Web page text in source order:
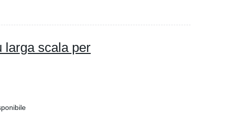
larga scala per